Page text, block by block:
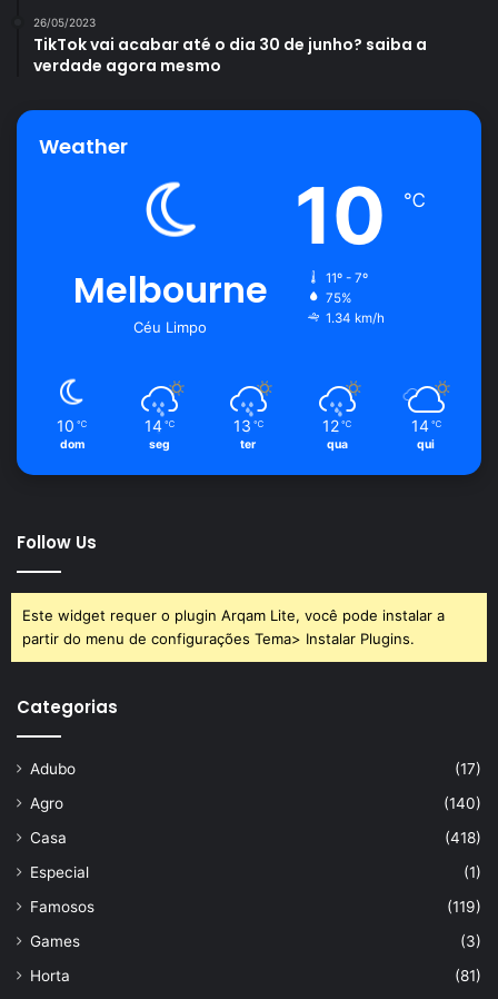
26/05/2023
TikTok vai acabar até o dia 30 de junho? saiba a
verdade agora mesmo
Weather
Melbourne
Céu Limpo
10 ℃
11º - 7º
75%
1.34 km/h
10 ℃
dom
14 ℃
seg
13 ℃
ter
12 ℃
qua
14 ℃
qui
Follow Us
Este widget requer o plugin Arqam Lite, você pode instalar a
partir do menu de configurações Tema> Instalar Plugins.
Categorias
Adubo
(17)
Agro
(140)
Casa
(418)
Especial
(1)
Famosos
(119)
Games
(3)
Horta
(81)